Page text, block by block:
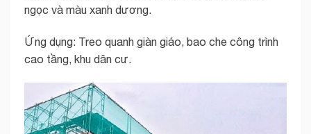
ngọc và màu xanh dương.
Ứng dụng: Treo quanh giàn giáo, bao che công trình
cao tầng, khu dân cư.